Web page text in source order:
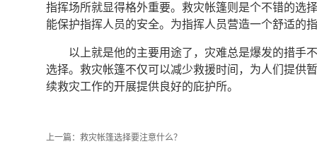
指挥场所就显得格外重要。救灾帐篷则是个不错的选
能保护指挥人员的安全。为指挥人员营造一个舒适的
以上就是他的主要用途了，灾难总是爆发的措手
选择。救灾帐篷不仅可以减少救援时间，为人们提供
续救灾工作的开展提供良好的庇护所。
上一篇： 救灾帐篷选择要注意什么？